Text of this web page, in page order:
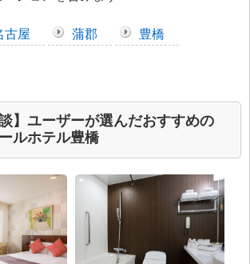
古屋 蒲郡
豊橋
談】ユーザーが選んだおすすめの
ルホテル豊橋